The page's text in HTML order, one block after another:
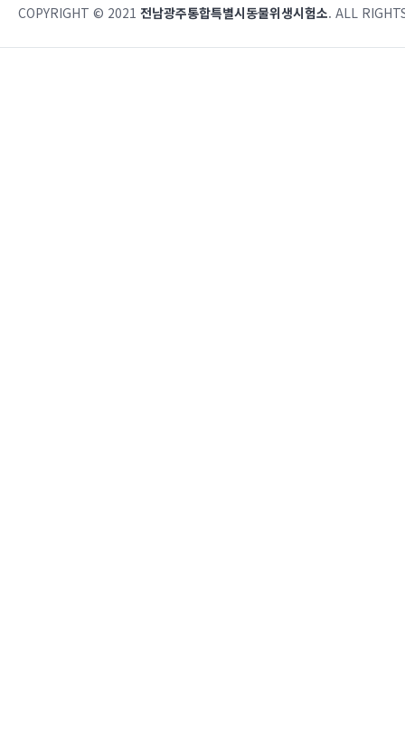
COPYRIGHT © 2021 전남광주통합특별시동물위생시험소. ALL